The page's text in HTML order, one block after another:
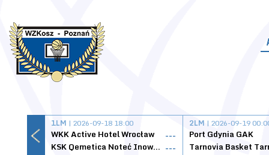
1LM | 2026-09-18 18:00
WKK Active Hotel Wrocław
---
KSK Qemetica Noteć Inowrocław ---
2LM | 2026-09-19
Port Gdynia GAK